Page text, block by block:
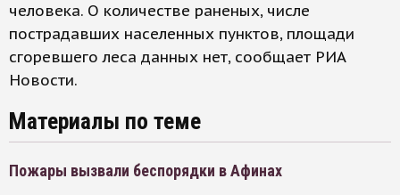
человека. О количестве раненых, числе
пострадавших населенных пунктов, площади
сгоревшего леса данных нет, сообщает РИА
Новости.
Материалы по теме
Пожары вызвали беспорядки в Афинах